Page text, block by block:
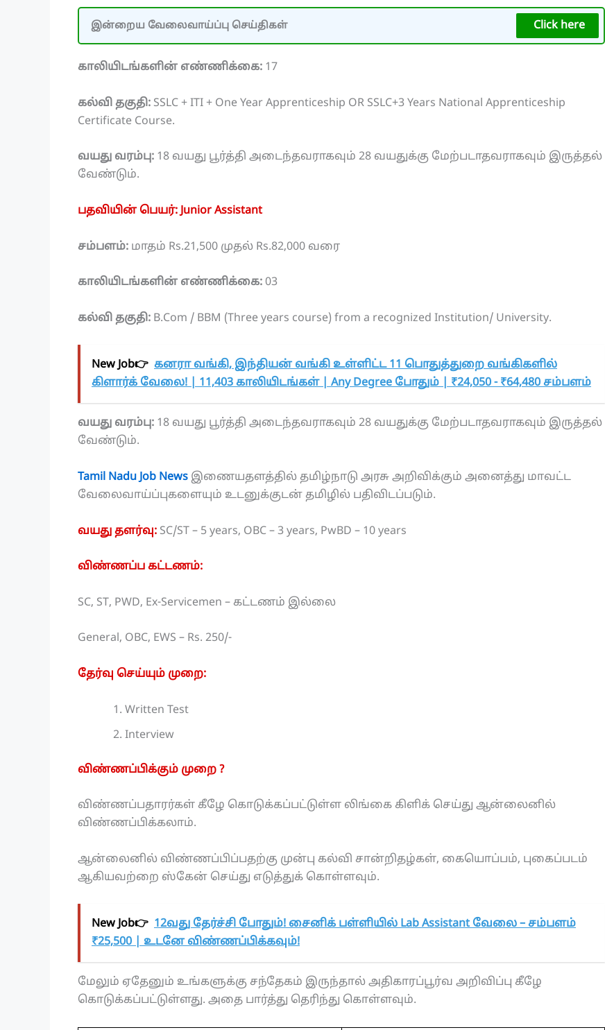
இன்றைய வேலைவாய்ப்பு செய்திகள் Click here
காலியிடங்களின் எண்ணிக்கை: 17
கல்வி தகுதி: SSLC + ITI + One Year Apprenticeship OR SSLC+3 Years National Apprenticeship
Certificate Course.
வயது வரம்பு: 18 வயது பூர்த்தி அடைந்தவராகவும் 28 வயதுக்கு மேற்படாதவராகவும் இருத்தல்
வேண்டும்.
பதவியின் பெயர்: Junior Assistant
சம்பளம்: மாதம் Rs.21,500 முதல் Rs.82,000 வரை
காலியிடங்களின் எண்ணிக்கை: 03
கல்வி தகுதி: B.Com / BBM (Three years course) from a recognized Institution/ University.
New Job👉 கனரா வங்கி, இந்தியன் வங்கி உள்ளிட்ட 11 பொதுத்துறை வங்கிகளில்
கிளார்க் வேலை! | 11,403 காலியிடங்கள் | Any Degree போதும் | ₹24,050 - ₹64,480 சம்பளம்
வயது வரம்பு: 18 வயது பூர்த்தி அடைந்தவராகவும் 28 வயதுக்கு மேற்படாதவராகவும் இருத்தல்
வேண்டும்.
Tamil Nadu Job News இணையதளத்தில் தமிழ்நாடு அரசு அறிவிக்கும் அனைத்து மாவட்ட
வேலைவாய்ப்புகளையும் உடனுக்குடன் தமிழில் பதிவிடப்படும்.
வயது தளர்வு: SC/ST – 5 years, OBC – 3 years, PwBD – 10 years
விண்ணப்ப கட்டணம்:
SC, ST, PWD, Ex-Servicemen – கட்டணம் இல்லை
General, OBC, EWS – Rs. 250/-
தேர்வு செய்யும் முறை:
Written Test
Interview
விண்ணப்பிக்கும் முறை ?
விண்ணப்பதாரர்கள் கீழே கொடுக்கப்பட்டுள்ள லிங்கை கிளிக் செய்து ஆன்லைனில்
விண்ணப்பிக்கலாம்.
ஆன்லைனில் விண்ணப்பிப்பதற்கு முன்பு கல்வி சான்றிதழ்கள், கையொப்பம், புகைப்படம்
ஆகியவற்றை ஸ்கேன் செய்து எடுத்துக் கொள்ளவும்.
New Job👉 12வது தேர்ச்சி போதும்! சைனிக் பள்ளியில் Lab Assistant வேலை – சம்பளம்
₹25,500 | உடனே விண்ணப்பிக்கவும்!
மேலும் ஏதேனும் உங்களுக்கு சந்தேகம் இருந்தால் அதிகாரப்பூர்வ அறிவிப்பு கீழே
கொடுக்கப்பட்டுள்ளது. அதை பார்த்து தெரிந்து கொள்ளவும்.